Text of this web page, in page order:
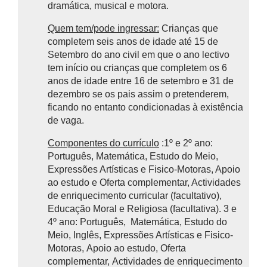
dramática, musical e motora.
Quem tem/pode ingressar: Crianças que
completem seis anos de idade até 15 de
Setembro do ano civil em que o ano lectivo
tem início ou crianças que completem os 6
anos de idade entre 16 de setembro e 31 de
dezembro se os pais assim o pretenderem,
ficando no entanto condicionadas à existência
de vaga.
Componentes do currículo :1º e 2º ano:
Português, Matemática, Estudo do Meio,
Expressões Artísticas e Fisico-Motoras, Apoio
ao estudo e Oferta complementar, Actividades
de enriquecimento curricular (facultativo),
Educação Moral e Religiosa (facultativa). 3 e
4º ano: Português, Matemática, Estudo do
Meio, Inglês, Expressões Artísticas e Fisico-
Motoras, Apoio ao estudo, Oferta
complementar, Actividades de enriquecimento